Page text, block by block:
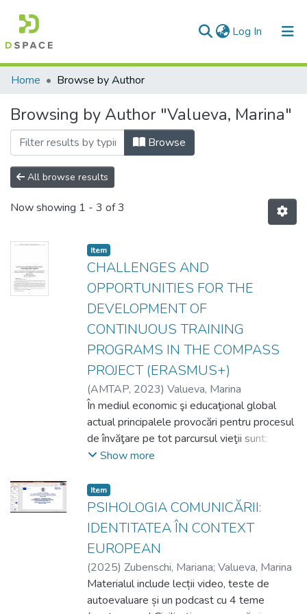
Log In (current)
Communities & Collections
All of DSpace
Home Browse by Author
Browsing by Author "Valueva, Marina"
Browse
All browse results
Now showing 1 - 3 of 3
Item
CHALLENGES AND
OPPORTUNITIES FOR THE
DEVELOPMENT OF
CONTINUOUS TRAINING
PROGRAMS IN THE COMPASS
PROJECT (ERASMUS+)
(AMTAP, 2023) Valueva, Marina
În mediul economic şi educaţional global
actual principalele provocări pentru procesul
de învăţare pe tot parcursul vieţii sunt:
inducerea oportunităţilor de învăţare
acceptarea învăţării autofinanţate,
stimularea participării universale la procesul
de învăţare.
Dezvoltarea societăţii informaţionale şi
răspândirea pe scară largă a tehnologiei
informaţiei dau naştere la noi oportunităţi de
învăţare, orientează diversele puncte de
vedere şi practicile consacrate spre
Show more
Item
PSIHOLOGIA COMUNICĂRII:
IDENTITATEA ÎN CONTEXT
EUROPEAN
(2025) Zubenschi, Mariana; Valueva, Marina
Materialul include lecții video, teste de
autoevaluare și un podcast cu 4 teme